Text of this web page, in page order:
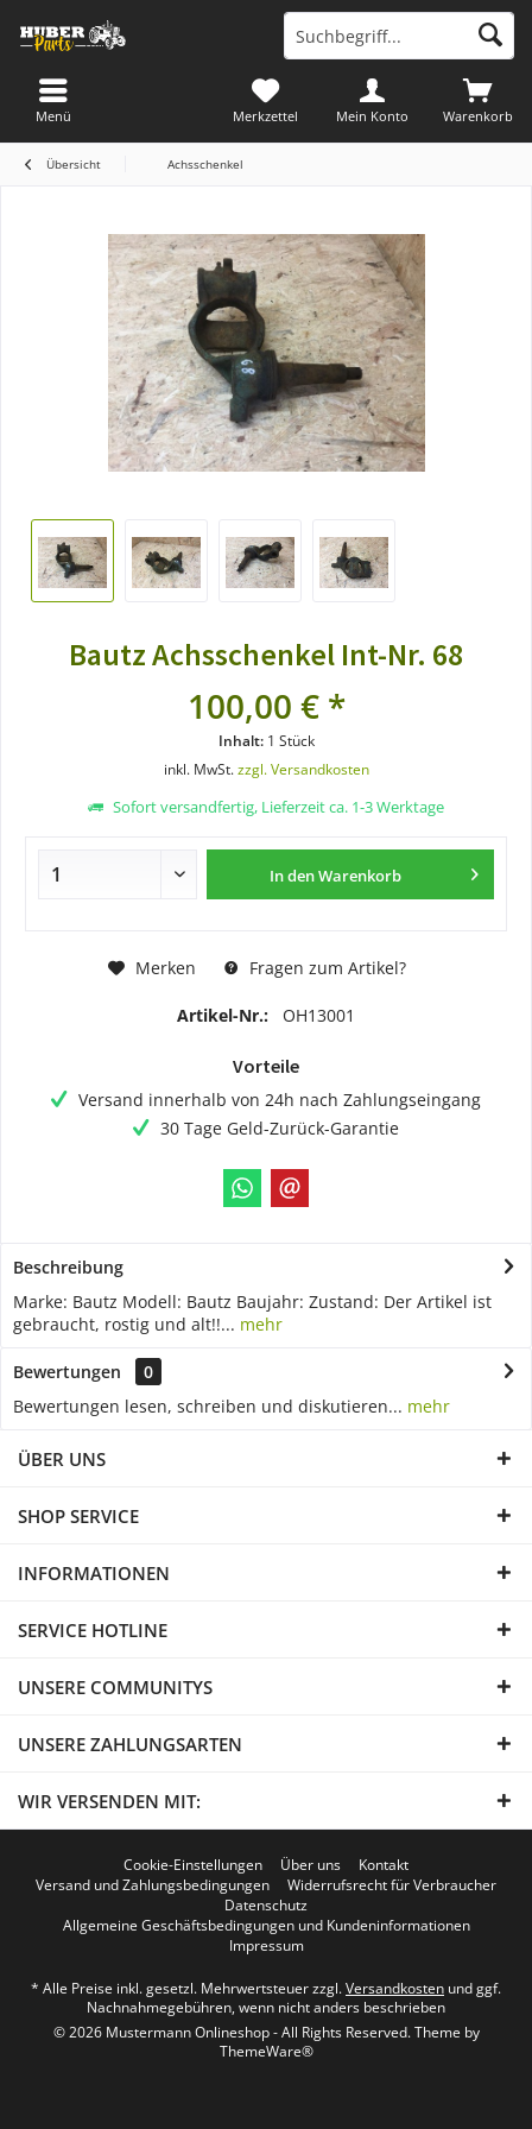
Warenkorb
Merkzettel Mein Konto
Menü
Übersicht Achsschenkel
Bautz Achsschenkel Int-Nr. 68
100,00 € *
Inhalt: 1 Stück
inkl. MwSt.zzgl. Versandkosten
Sofort versandfertig, Lieferzeit ca. 1-3 Werktage
In denWarenkorb
Merken Fragen zum Artikel?
Artikel-Nr.: OH13001
Vorteile
Versand innerhalb von 24h nach Zahlungseingang
30 Tage Geld-Zurück-Garantie
Beschreibung
Marke: Bautz Modell: Bautz Baujahr: Zustand: Der Artikel ist
gebraucht, rostig und alt!!... mehr
Bewertungen
0
Bewertungen lesen, schreiben und diskutieren... mehr
ÜBER UNS
SHOP SERVICE
INFORMATIONEN
SERVICE HOTLINE
UNSERE COMMUNITYS
UNSERE ZAHLUNGSARTEN
WIR VERSENDEN MIT:
Cookie-Einstellungen Über uns
Kontakt
Versand und Zahlungsbedingungen
Widerrufsrecht für Verbraucher
Datenschutz
Allgemeine Geschäftsbedingungen und Kundeninformationen
Impressum
* Alle Preise inkl. gesetzl. Mehrwertsteuer zzgl.Versandkosten und ggf.
Nachnahmegebühren, wenn nicht anders beschrieben
© 2026 Mustermann Onlineshop - All Rights Reserved. Theme by
ThemeWare®